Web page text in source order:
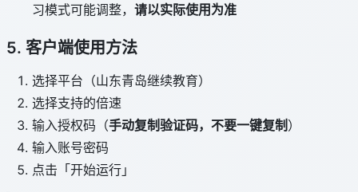
习模式可能调整， 请以实际使用为准
5. 客户端使用方法
选择平台（山东青岛继续教育）
选择支持的倍速
输入授权码（手动复制验证码，不要一键复制 ）
输入账号密码
点击「开始运行」